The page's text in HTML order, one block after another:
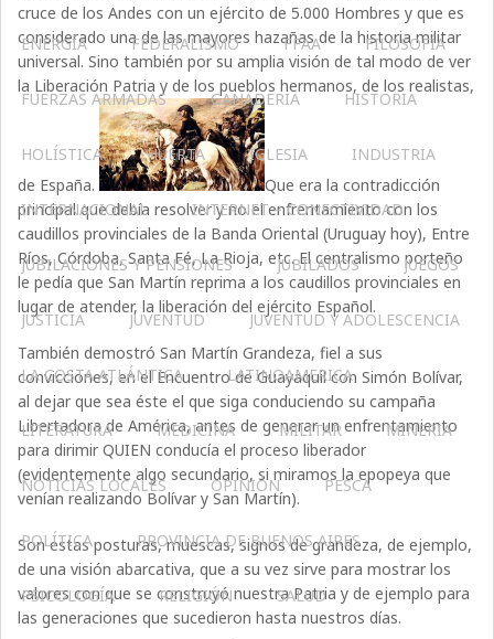
ENERGÍA FEDERALISMO FFAA FILOSOFÍA
FUERZAS ARMADAS GANADERIA HISTORIA
HOLÍSTICA HUERTA IGLESIA INDUSTRIA
INTERNACIONAL INTERNET – CONECTIVIDAD
JUBILACIONES Y PENSIONES JUBILADOS JUEGOS
JUSTICIA JUVENTUD JUVENTUD Y ADOLESCENCIA
LA COSTA ATLÁNTICA LATINOAMERICA
LITERATURA MEDICINA MILITAR MINERIA
NOTICIAS LOCALES OPINIÓN PESCA
POLÍTICA PROVINCIA DE BUENOS AIRES
PSICOLOGÍA RELIGIÓN SALUD
cruce de los Andes con un ejército de 5.000 Hombres y que es
considerado una de las mayores hazañas de la historia militar
universal. Sino también por su amplia visión de tal modo de ver
la Liberación Patria y de los pueblos hermanos, de los realistas,
de España.
Que era la contradicción
principal que debía resolver y no el enfrentamiento con los
caudillos provinciales de la Banda Oriental (Uruguay hoy), Entre
Ríos, Córdoba, Santa Fé, La Rioja, etc. El centralismo porteño
le pedía que San Martín reprima a los caudillos provinciales en
lugar de atender, la liberación del ejército Español.
También demostró San Martín Grandeza, fiel a sus
convicciones, en el Encuentro de Guayaquil con Simón Bolívar,
al dejar que sea éste el que siga conduciendo su campaña
Libertadora de América, antes de generar un enfrentamiento
para dirimir QUIEN conducía el proceso liberador
(evidentemente algo secundario, si miramos la epopeya que
venían realizando Bolívar y San Martín).
Son estas posturas, muescas, signos de grandeza, de ejemplo,
de una visión abarcativa, que a su vez sirve para mostrar los
valores con que se construyó nuestra Patria y de ejemplo para
las generaciones que sucedieron hasta nuestros días.